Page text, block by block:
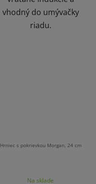
vhodný do umývačky
riadu.
Hrniec s pokrievkou Morgan, 24 cm
Na sklade